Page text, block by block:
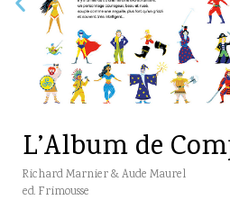
L’Album de
Richard Marnier & Aude Maurel
ed. Frimousse